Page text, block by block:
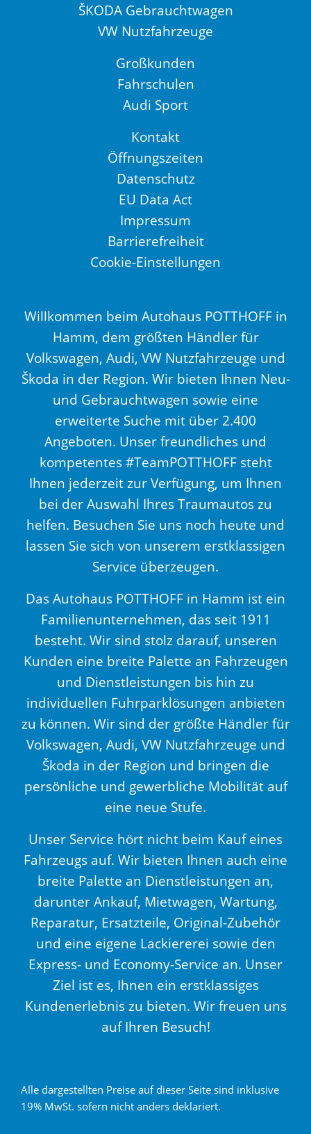
ŠKODA Gebrauchtwagen
VW Nutzfahrzeuge
Großkunden
Fahrschulen
Audi Sport
Kontakt
Öffnungszeiten
Datenschutz
EU Data Act
Impressum
Barrierefreiheit
Cookie-Einstellungen
Willkommen beim Autohaus POTTHOFF in
Hamm, dem größten Händler für
Volkswagen, Audi, VW Nutzfahrzeuge und
Škoda in der Region. Wir bieten Ihnen Neu-
und Gebrauchtwagen sowie eine
erweiterte Suche mit über 2.400
Angeboten. Unser freundliches und
kompetentes #TeamPOTTHOFF steht
Ihnen jederzeit zur Verfügung, um Ihnen
bei der Auswahl Ihres Traumautos zu
helfen. Besuchen Sie uns noch heute und
lassen Sie sich von unserem erstklassigen
Service überzeugen.
Das Autohaus POTTHOFF in Hamm ist ein
Familienunternehmen, das seit 1911
besteht. Wir sind stolz darauf, unseren
Kunden eine breite Palette an Fahrzeugen
und Dienstleistungen bis hin zu
individuellen Fuhrparklösungen anbieten
zu können. Wir sind der größte Händler für
Volkswagen, Audi, VW Nutzfahrzeuge und
Škoda in der Region und bringen die
persönliche und gewerbliche Mobilität auf
eine neue Stufe.
Unser Service hört nicht beim Kauf eines
Fahrzeugs auf. Wir bieten Ihnen auch eine
breite Palette an Dienstleistungen an,
darunter Ankauf, Mietwagen, Wartung,
Reparatur, Ersatzteile, Original-Zubehör
und eine eigene Lackiererei sowie den
Express- und Economy-Service an. Unser
Ziel ist es, Ihnen ein erstklassiges
Kundenerlebnis zu bieten. Wir freuen uns
auf Ihren Besuch!
Alle dargestellten Preise auf dieser Seite sind inklusive
19% MwSt. sofern nicht anders deklariert.